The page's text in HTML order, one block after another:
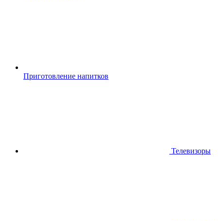
Приготовление напитков
Телевизоры